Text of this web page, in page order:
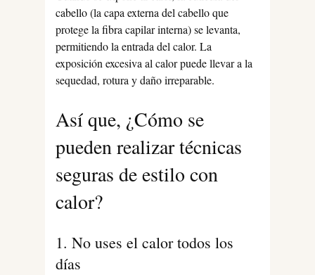
cabello (la capa externa del cabello que
protege la fibra capilar interna) se levanta,
permitiendo la entrada del calor. La
exposición excesiva al calor puede llevar a la
sequedad, rotura y daño irreparable.
Así que, ¿Cómo se
pueden realizar técnicas
seguras de estilo con
calor?
1. No uses el calor todos los
días